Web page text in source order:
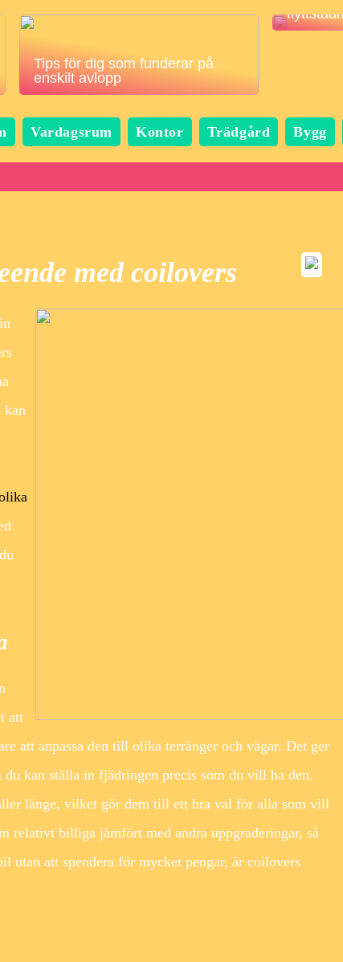
Tips för dig som funderar på
enskilt avlopp
Vardagsrum Kontor Trädgård Bygg
med coilovers
kan
att
att anpassa den till olika terränger och vägar. Det ger
kan ställa in fjädringen precis som du vill ha den.
länge, vilket gör dem till ett bra val för alla som vill
relativt billiga jämfört med andra uppgraderingar, så
utan att spendera för mycket pengar, är coilovers